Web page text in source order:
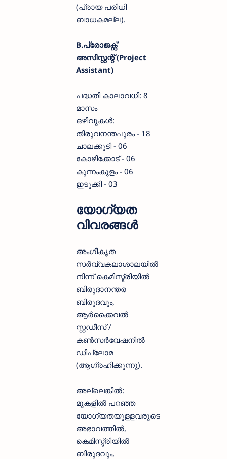
(പ്രായ പരിധി
ബാധകമല്ല).
B.പ്രോജക്റ്റ്
അസിസ്റ്റന്റ് (Project
Assistant)
പദ്ധതി കാലാവധി: 8
മാസം
ഒഴിവുകൾ:
തിരുവനന്തപുരം - 18
ചാലക്കുടി - 06
കോഴിക്കോട് - 06
കുന്നംകുളം - 06
ഇടുക്കി - 03
യോഗ്യത
വിവരങ്ങൾ
അംഗീകൃത
സർവ്വകലാശാലയിൽ
നിന്ന് കെമിസ്ട്രിയിൽ
ബിരുദാനന്തര
ബിരുദവും,
ആർക്കൈവൽ
സ്റ്റഡീസ് /
കൺസർവേഷനിൽ
ഡിപ്ലോമ
(ആഗ്രഹിക്കുന്നു).
അല്ലെങ്കിൽ:
മുകളിൽ പറഞ്ഞ
യോഗ്യതയുള്ളവരുടെ
അഭാവത്തിൽ,
കെമിസ്ട്രിയിൽ
ബിരുദവും,